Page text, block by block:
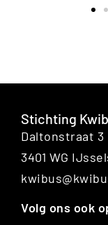
Stichting
Daltonstraat 3
3401 WG
Volg ons ook